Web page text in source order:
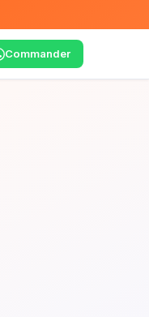
Commander